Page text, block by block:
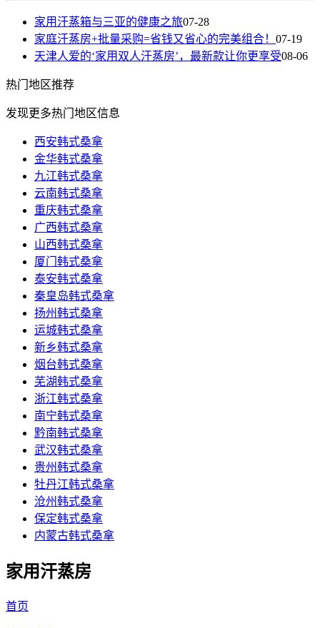
家用汗蒸箱与三亚的健康之旅07-28
家庭汗蒸房+批量采购=省钱又省心的完美组合！ 07-19
天津人爱的‘家用双人汗蒸房’，最新款让你更享受08-06
热门 地区推荐
发现更多热门地区信息
西安韩式桑拿
金华韩式桑拿
九江韩式桑拿
云南韩式桑拿
重庆韩式桑拿
广西韩式桑拿
山西韩式桑拿
厦门韩式桑拿
泰安韩式桑拿
秦皇岛韩式桑拿
扬州韩式桑拿
运城韩式桑拿
新乡韩式桑拿
烟台韩式桑拿
芜湖韩式桑拿
浙江韩式桑拿
南宁韩式桑拿
黔南韩式桑拿
武汉韩式桑拿
贵州韩式桑拿
牡丹江韩式桑拿
沧州韩式桑拿
保定韩式桑拿
内蒙古韩式桑拿
家用汗蒸房
首页